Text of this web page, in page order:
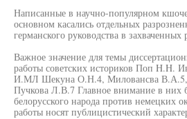
Написанные в научно-популярном
основном касались отдельных
германского руководства в захваченных
Важное значение для темы
работы советских историков Поп H.H.
И.МЛ Шекуна О.Н.4, Миловансва В.А.5,
Пучкова Л.В.7 Главное внимание в них
белорусского народа против немецких
работы носят публицистический